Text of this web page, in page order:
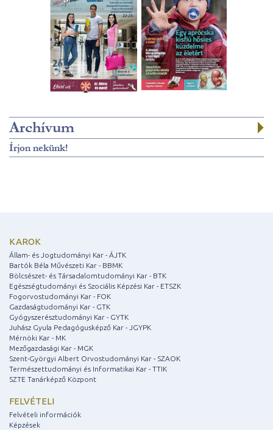
Archívum
Írjon nekünk!
KAROK
Állam- és Jogtudományi Kar - ÁJTK
Bartók Béla Művészeti Kar - BBMK
Bölcsészet- és Társadalomtudományi Kar - BTK
Egészségtudományi és Szociális Képzési Kar - ETSZK
Fogorvostudományi Kar - FOK
Gazdaságtudományi Kar - GTK
Gyógyszerésztudományi Kar - GYTK
Juhász Gyula Pedagógusképző Kar - JGYPK
Mérnöki Kar - MK
Mezőgazdasági Kar - MGK
Szent-Györgyi Albert Orvostudományi Kar - SZAOK
Természettudományi és Informatikai Kar - TTIK
SZTE Tanárképző Központ
FELVÉTELI
Felvételi információk
Képzések